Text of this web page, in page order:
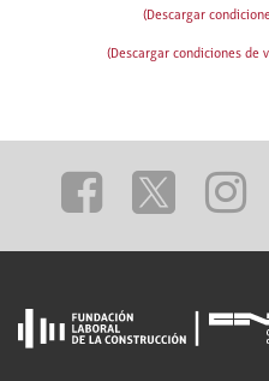
(Descargar
(Descargar condiciones de